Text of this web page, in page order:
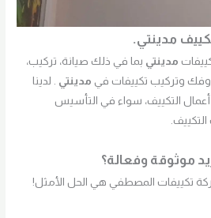
مدينتي.
مدينتي بما في ذلك صيانة، تركيب،
وتركيب تكييفات في مدينتي . لدينا
التكييف، سواء في التأسيس
موثوقة وفعالة؟
تكييفات المصطفي هي الحل الأمثل!